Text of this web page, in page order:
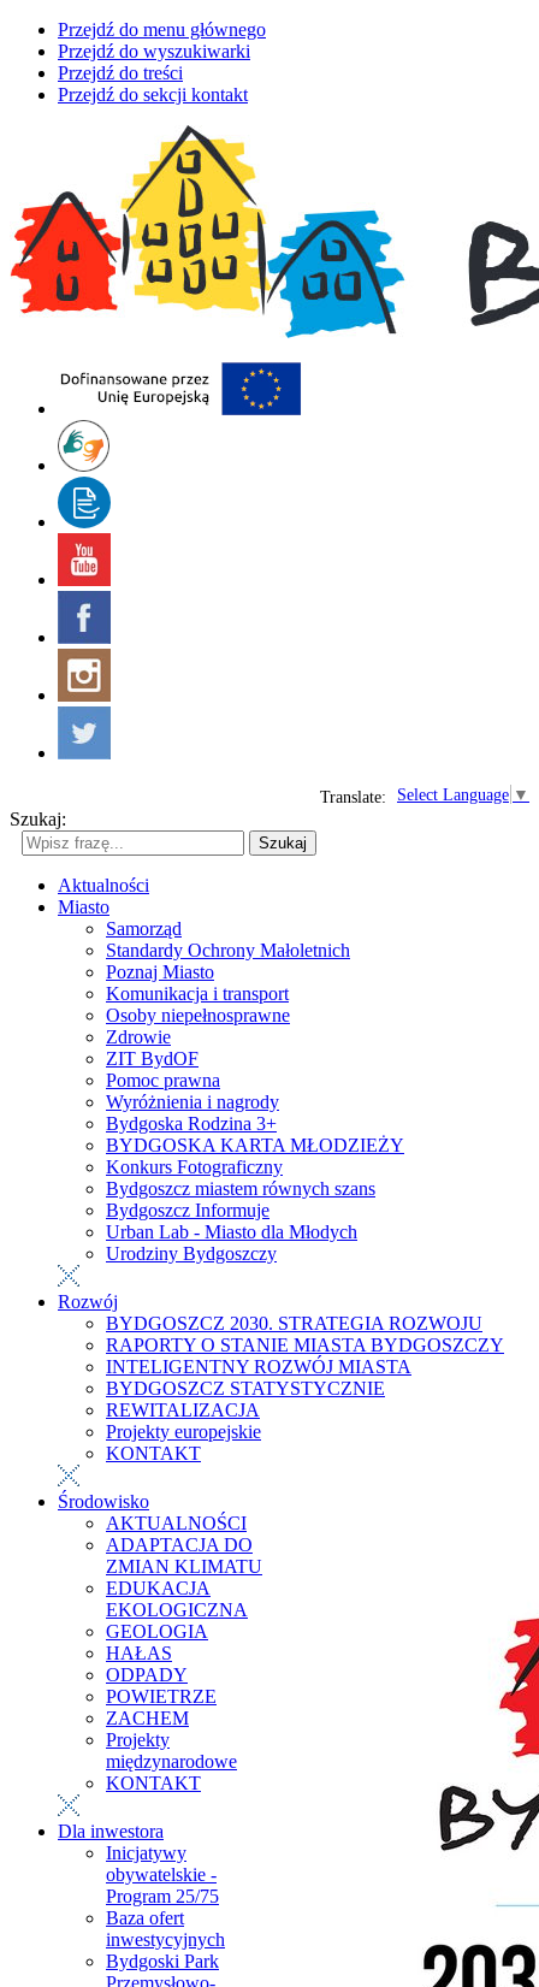
Przejdź do menu głównego
Przejdź do wyszukiwarki
Przejdź do treści
Przejdź do sekcji kontakt
Select Language ▼
Translate:
Szukaj:
Szukaj
Aktualności
Miasto
Samorząd
Standardy Ochrony Małoletnich
Poznaj Miasto
Komunikacja i transport
Osoby niepełnosprawne
Zdrowie
ZIT BydOF
Pomoc prawna
Wyróżnienia i nagrody
Bydgoska Rodzina 3+
BYDGOSKA KARTA MŁODZIEŻY
Konkurs Fotograficzny
Bydgoszcz miastem równych szans
Bydgoszcz Informuje
Urban Lab - Miasto dla Młodych
Urodziny Bydgoszczy
Rozwój
BYDGOSZCZ 2030. STRATEGIA ROZWOJU
RAPORTY O STANIE MIASTA BYDGOSZCZY
INTELIGENTNY ROZWÓJ MIASTA
BYDGOSZCZ STATYSTYCZNIE
REWITALIZACJA
Projekty europejskie
KONTAKT
Środowisko
AKTUALNOŚCI
ADAPTACJA DO
ZMIAN KLIMATU
EDUKACJA
EKOLOGICZNA
GEOLOGIA
HAŁAS
ODPADY
POWIETRZE
ZACHEM
Projekty
międzynarodowe
KONTAKT
Dla inwestora
Inicjatywy
obywatelskie -
Program 25/75
Baza ofert
inwestycyjnych
Bydgoski Park